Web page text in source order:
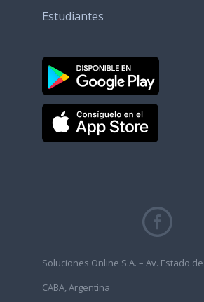
Estudiantes
Soluciones Online S.A. – Av. Estado
CABA, Argentina